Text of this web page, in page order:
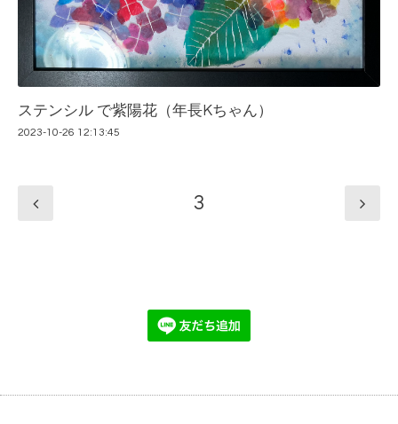
ステンシル で紫陽花（年長Kちゃん）
2023-10-26 12:13:45
3